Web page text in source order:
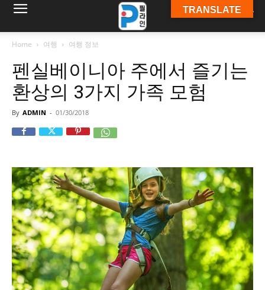
Home 여행 여행 정보
펜실베이니아 주에서 즐기는
환상의 3가지 가족 모험
By ADMIN - 01/30/2018
TRANSLATE